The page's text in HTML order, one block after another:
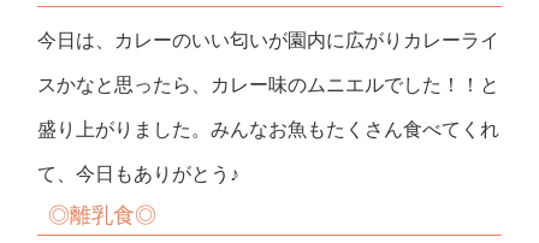
今日は、カレーのいい匂いが園内に広がりカレーライ
スかなと思ったら、カレー味のムニエルでした！！と
盛り上がりました。みんなお魚もたくさん食べてくれ
て、今日もありがとう♪
◎離乳食◎